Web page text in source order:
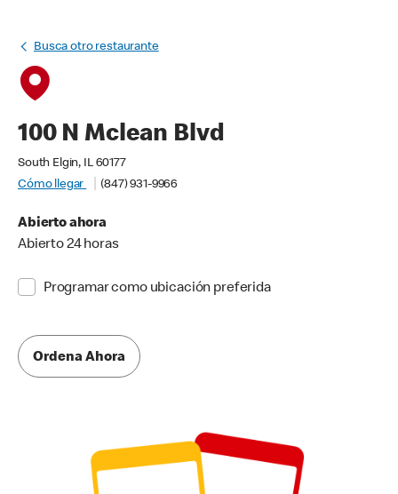
Busca otro restaurante
100 N Mclean Blvd
South Elgin, IL 60177
Cómo llegar
(847) 931-9966
Abierto ahora
Abierto 24 horas
Programar como ubicación preferida
Ordena Ahora